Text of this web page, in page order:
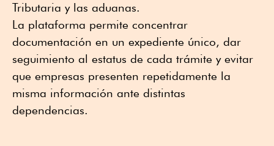
Tributaria y las aduanas.
La plataforma permite concentrar
documentación en un expediente único, dar
seguimiento al estatus de cada trámite y evitar
que empresas presenten repetidamente la
misma información ante distintas
dependencias.